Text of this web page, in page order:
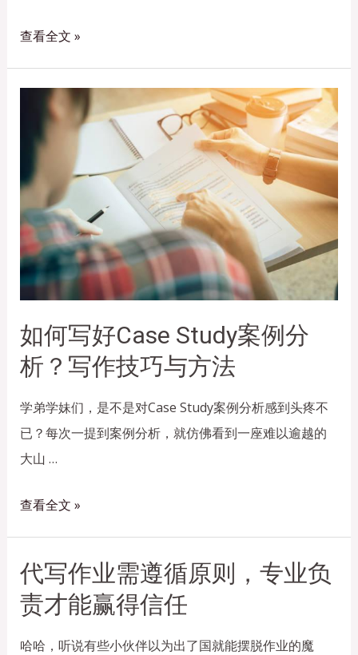
查看全文 »
如何写好Case Study案例分
析？写作技巧与方法
学弟学妹们，是不是对Case Study案例分析感到头疼不
已？每次一提到案例分析，就仿佛看到一座难以逾越的
大山 …
查看全文 »
代写作业需遵循原则，专业负
责才能赢得信任
哈哈，听说有些小伙伴以为出了国就能摆脱作业的魔